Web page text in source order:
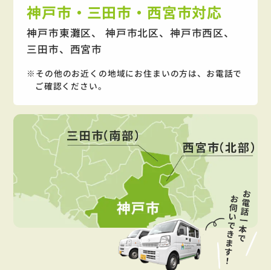
神戸市・三田市・西宮市対応
神戸市東灘区、 神戸市北区、神戸市西区、
三田市、西宮市
その他のお近くの地域にお住まいの方は、お電話で
ご確認ください。